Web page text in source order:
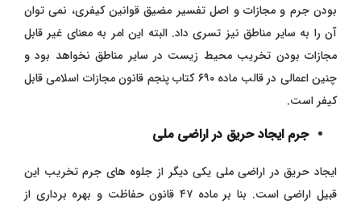
بودن جرم و مجازات و اصل تفسیر مضیق قوانین کیفری، نمی توان
آن را به سایر مناطق نیز تسری داد. البته این امر به معنای غیر قابل
مجازات بودن تخریب محیط زیست در سایر مناطق نخواهد بود و
چنین اعمالی در قالب ماده ۶۹۰ کتاب پنجم قانون مجازات اسلامی قابل
کیفر است.
جرم ایجاد حریق در اراضی ملی
ایجاد حریق در اراضی ملی یکی دیگر از جلوه های جرم تخریب این
قبیل اراضی است. بنا بر ماده ۴۷ قانون حفاظت و بهره برداری از